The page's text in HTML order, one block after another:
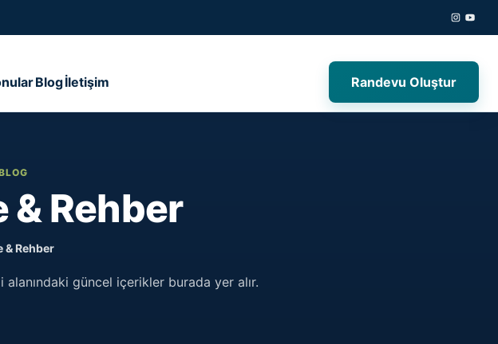
Blogİletişim Randevu Oluştur
Rehber
& Rehber
güncel içerikler burada yer alır.